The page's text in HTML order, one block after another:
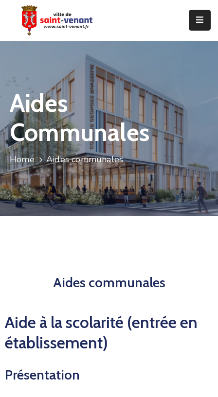
Accueil
Vie
Pratique
Jeunesse
Vie
Associative
Aides
Communales
Home Aides communales
Aides communales
Aide à la scolarité (entrée en
établissement)
Présentation